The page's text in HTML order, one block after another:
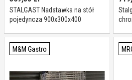
STALGAST Nadstawka na stół
pojedyncza 900x300x400
skre
M&M Gastro